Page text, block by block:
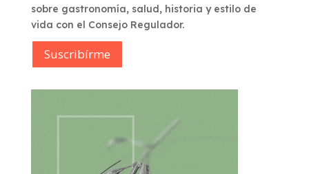
sobre gastronomía, salud, historia y estilo de
vida con el Consejo Regulador.
Suscribírme